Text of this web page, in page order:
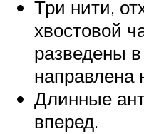
Три нити,
хвостовой
разведены
направлена
Длинные
вперед.